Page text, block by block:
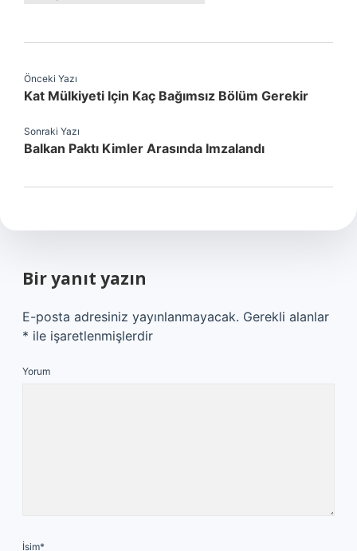
Önceki Yazı
Kat Mülkiyeti Için Kaç Bağımsız Bölüm Gerekir
Sonraki Yazı
Balkan Paktı Kimler Arasında Imzalandı
Bir yanıt yazın
E-posta adresiniz yayınlanmayacak. Gerekli alanlar
* ile işaretlenmişlerdir
Yorum
İsim*